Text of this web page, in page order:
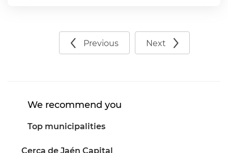
Previous Next
We recommend you
Top municipalities
Cerca de Jaén Capital